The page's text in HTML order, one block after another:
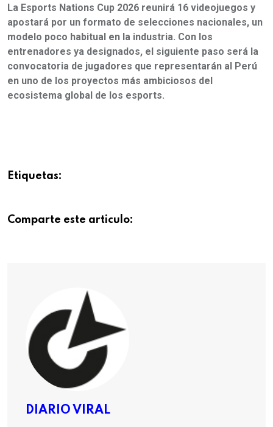
La Esports Nations Cup 2026 reunirá 16 videojuegos y
apostará por un formato de selecciones nacionales, un
modelo poco habitual en la industria. Con los
entrenadores ya designados, el siguiente paso será la
convocatoria de jugadores que representarán al Perú
en uno de los proyectos más ambiciosos del
ecosistema global de los esports.
Etiquetas:
Comparte este articulo:
DIARIO VIRAL